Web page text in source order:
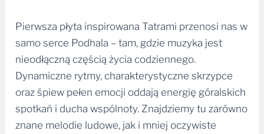
Pierwsza płyta inspirowana Tatrami przenosi nas w
samo serce Podhala – tam, gdzie muzyka jest
nieodłączną częścią życia codziennego.
Dynamiczne rytmy, charakterystyczne skrzypce
oraz śpiew pełen emocji oddają energię góralskich
spotkań i ducha wspólnoty. Znajdziemy tu zarówno
znane melodie ludowe, jak i mniej oczywiste